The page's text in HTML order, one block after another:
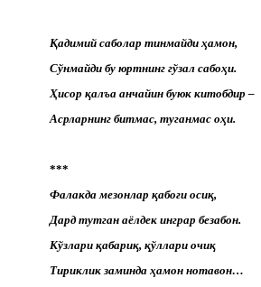
Қадимий саболар тинмайди ҳамон,
Сўнмайди бу юртнинг гўзал сабоҳи.
Ҳисор қалъа анчайин буюк китобдир –
Асрларнинг битмас, туганмас оҳи.
***
Фалакда мезонлар қабоғи осиқ,
Дард тутган аёлдек инграр безабон.
Кўзлари қабариқ, қўллари очиқ
Тириклик заминда ҳамон нотавон…